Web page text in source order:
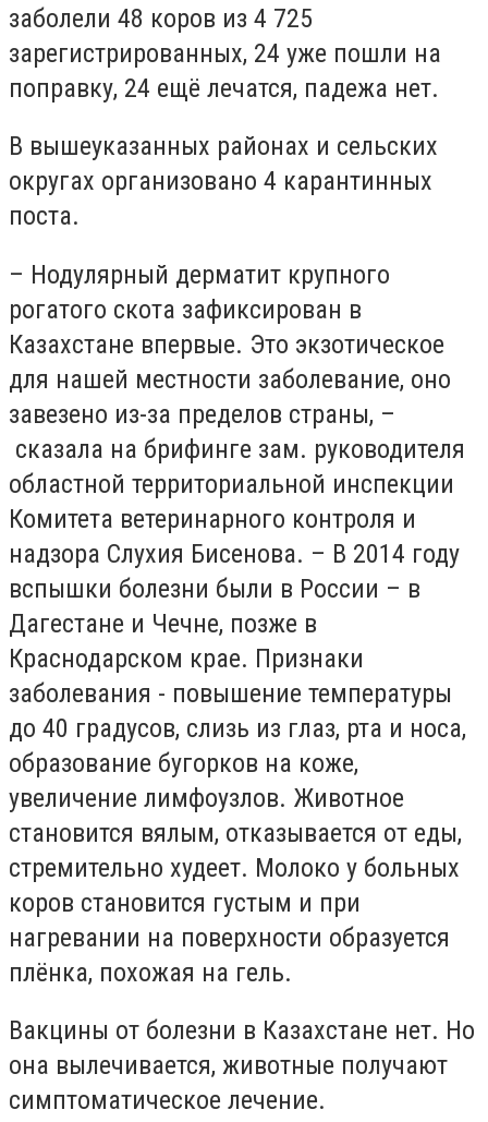
заболели 48 коров из 4 725
зарегистрированных, 24 уже пошли на
поправку, 24 ещё лечатся, падежа нет.
В вышеуказанных районах и сельских
округах организовано 4 карантинных
поста.
– Нодулярный дерматит крупного
рогатого скота зафиксирован в
Казахстане впервые. Это экзотическое
для нашей местности заболевание, оно
завезено из-за пределов страны, –
сказала на брифинге зам. руководителя
областной территориальной инспекции
Комитета ветеринарного контроля и
надзора Слухия Бисенова. – В 2014 году
вспышки болезни были в России – в
Дагестане и Чечне, позже в
Краснодарском крае. Признаки
заболевания - повышение температуры
до 40 градусов, слизь из глаз, рта и носа,
образование бугорков на коже,
увеличение лимфоузлов. Животное
становится вялым, отказывается от еды,
стремительно худеет. Молоко у больных
коров становится густым и при
нагревании на поверхности образуется
плёнка, похожая на гель.
Вакцины от болезни в Казахстане нет. Но
она вылечивается, животные получают
симптоматическое лечение.